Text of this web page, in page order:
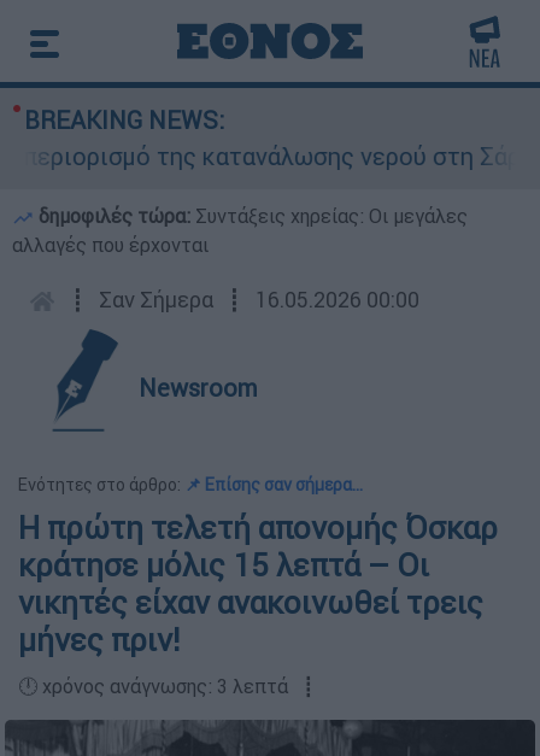
BREAKING NEWS:
της κατανάλωσης νερού στη Σάρτη
δημοφιλές τώρα: Συντάξεις χηρείας: Οι μεγάλες
αλλαγές που έρχονται
┋ Σαν Σήμερα ┋ 16.05.2026 00:00
Newsroom
Ενότητες στο άρθρο: 📌 Επίσης σαν σήμερα...
Η πρώτη τελετή απονομής Όσκαρ
κράτησε μόλις 15 λεπτά – Οι
νικητές είχαν ανακοινωθεί τρεις
μήνες πριν!
🕛 χρόνος ανάγνωσης: 3 λεπτά ┋